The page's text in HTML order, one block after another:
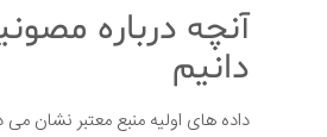
آنچه درباره
دانیم
داده های اولیه منبع معتبر نشان